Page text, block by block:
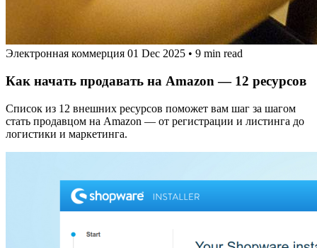
Электронная коммерция 01 Dec 2025 • 9 min read
Как начать продавать на Amazon — 12 ресурсов
Список из 12 внешних ресурсов поможет вам шаг за шагом
стать продавцом на Amazon — от регистрации и листинга до
логистики и маркетинга.